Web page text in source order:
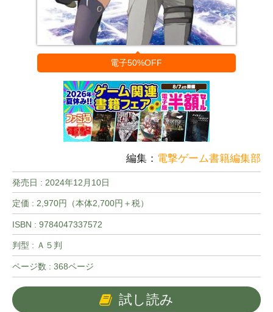
電子50%OFF
編集： 電撃ゲーム書籍編集部
発売日 : 2024年12月10日
定価 : 2,970円（本体2,700円＋税）
ISBN : 9784047337572
判型 : Ａ５判
ページ数 : 368ページ
試し読み